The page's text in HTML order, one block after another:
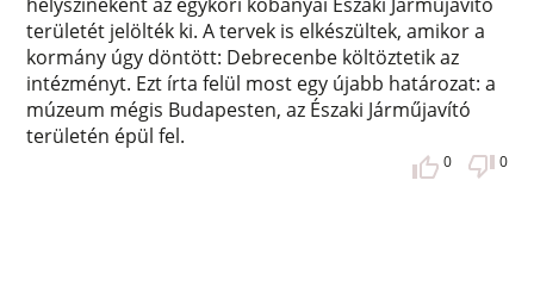
területét jelölték ki. A tervek is elkészültek, amikor a
kormány úgy döntött: Debrecenbe költöztetik az
intézményt. Ezt írta felül most egy újabb határozat: a
múzeum mégis Budapesten, az Északi Járműjavító
területén épül fel.
0 0